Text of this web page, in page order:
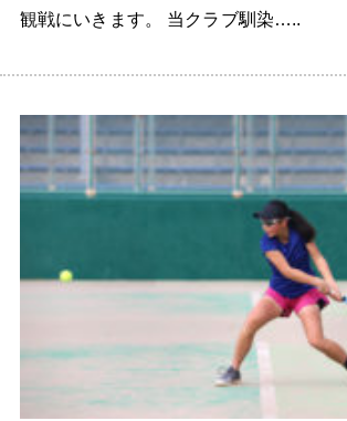
観戦にいきます。 当クラブ馴染…..